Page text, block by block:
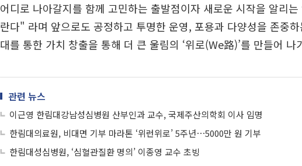
어디로 나아갈지를 함께 고민하는 출발점이자 새로운 시작을 알리
란다" 라며 앞으로도 공정하고 투명한 운영, 포용과 다양성을 존중
대를 통한 가치 창출을 통해 더 큰 울림의 ‘위로(We路)’를 만들어 나
관련 뉴스
이근영 한림대강남성심병원 산부인과 교수, 국제주산의학회 이사 임명
한림대의료원, 비대면 기부 마라톤 ‘위런위로’ 5주년⋯5000만 원 기부
한림대성심병원, ‘심혈관질환 명의’ 이종영 교수 초빙